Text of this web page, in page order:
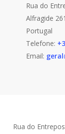
Rua do
Alfragide
Portugal
Telefone:
Email:
Rua do